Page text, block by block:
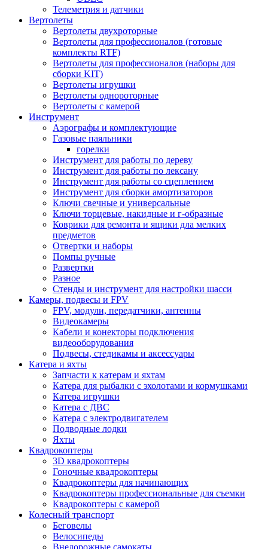
Телеметрия и датчики
Вертолеты
Вертолеты двухроторные
Вертолеты для профессионалов (готовые
комплекты RTF)
Вертолеты для профессионалов (наборы для
сборки KIT)
Вертолеты игрушки
Вертолеты однороторные
Вертолеты с камерой
Инструмент
Аэрографы и комплектующие
Газовые паяльники
горелки
Инструмент для работы по дереву
Инструмент для работы по лексану
Инструмент для работы со сцеплением
Инструмент для сборки амортизаторов
Ключи свечные и универсальные
Ключи торцевые, накидные и г-образные
Коврики для ремонта и ящики дла мелких
предметов
Отвертки и наборы
Помпы ручные
Развертки
Разное
Стенды и инструмент для настройки шасси
Камеры, подвесы и FPV
FPV, модули, передатчики, антенны
Видеокамеры
Кабели и конекторы подключения
видеооборудования
Подвесы, стедикамы и аксессуары
Катера и яхты
Запчасти к катерам и яхтам
Катера для рыбалки с эхолотами и кормушками
Катера игрушки
Катера с ДВС
Катера с электродвигателем
Подводные лодки
Яхты
Квадрокоптеры
3D квадрокоптеры
Гоночные квадрокоптеры
Квадрокоптеры для начинающих
Квадрокоптеры профессиональные для съемки
Квадрокоптеры с камерой
Колесный транспорт
Беговелы
Велосипеды
Внедорожные самокаты